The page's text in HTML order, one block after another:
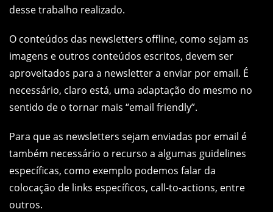
desse trabalho realizado.
O conteúdos das newsletters offline, como sejam as
imagens e outros conteúdos escritos, devem ser
aproveitados para a newsletter a enviar por email. É
necessário, claro está, uma adaptação do mesmo no
sentido de o tornar mais “email friendly”.
Para que as newsletters sejam enviadas por email é
também necessário o recurso a algumas guidelines
específicas, como exemplo podemos falar da
colocação de links específicos, call-to-actions, entre
outros.